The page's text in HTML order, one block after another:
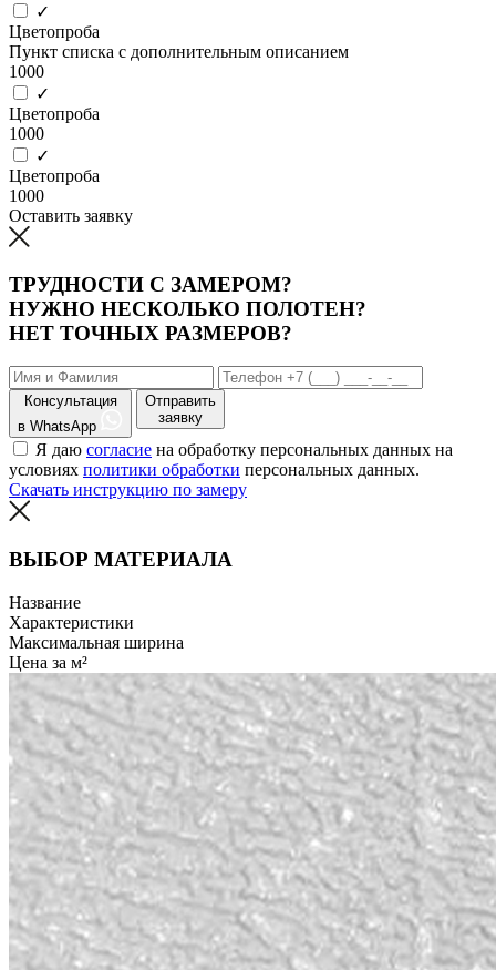
✓
Цветопроба
Пункт списка с дополнительным описанием
1000
✓
Цветопроба
1000
✓
Цветопроба
1000
Оставить заявку
ТРУДНОСТИ С ЗАМЕРОМ?
НУЖНО НЕСКОЛЬКО ПОЛОТЕН?
НЕТ ТОЧНЫХ РАЗМЕРОВ?
Консультация
в WhatsApp
Отправить
заявку
Я даю согласие на обработку персональных данных на
условиях политики обработки персональных данных.
Скачать инструкцию по замеру
ВЫБОР МАТЕРИАЛА
Название
Характеристики
Максимальная ширина
Цена за м²